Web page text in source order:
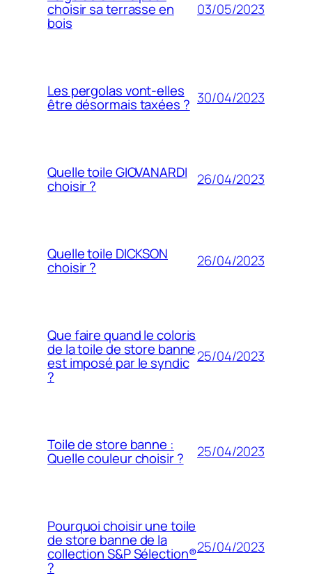
choisir sa terrasse en
bois
03/05/2023
Les pergolas vont-elles
être désormais taxées ? 30/04/2023
Quelle toile GIOVANARDI
choisir ? 26/04/2023
Quelle toile DICKSON
choisir ? 26/04/2023
Que faire quand le coloris
de la toile de store banne
est imposé par le syndic
?
25/04/2023
Toile de store banne :
Quelle couleur choisir ? 25/04/2023
Pourquoi choisir une toile
de store banne de la
collection S&P Sélection®
?
25/04/2023